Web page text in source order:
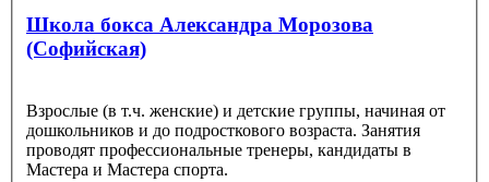
Школа бокса Александра Морозова
(Софийская)
Взрослые (в т.ч. женские) и детские группы, начиная от
дошкольников и до подросткового возраста. Занятия
проводят профессиональные тренеры, кандидаты в
Мастера и Мастера спорта.